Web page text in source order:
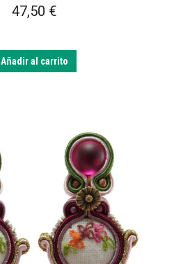
47,50 €
Añadir al carrito